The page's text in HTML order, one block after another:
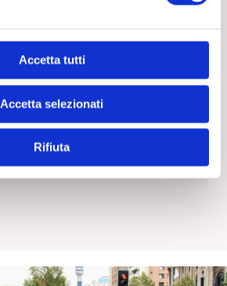
Accetta tutti
Accetta selezionati
Rifiuta
Tutti